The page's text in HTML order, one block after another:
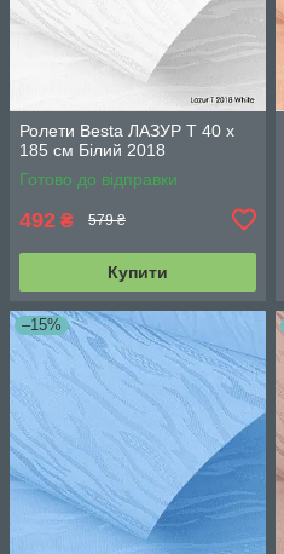
Ролети Besta ЛАЗУР Т 40 х
185 см Білий 2018
Готово до відправки
492 ₴ 579 ₴
Купити
–15%